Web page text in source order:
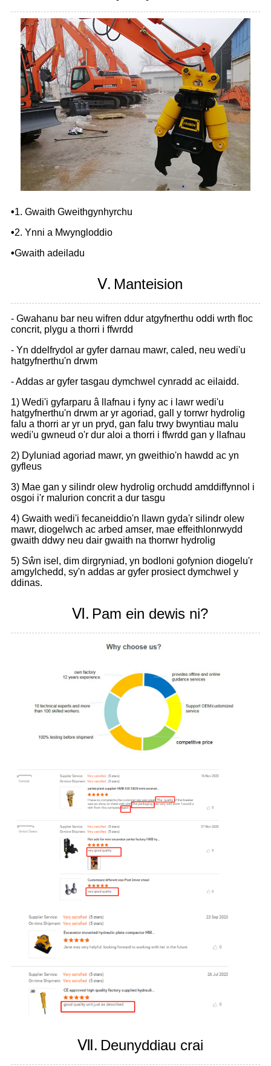
•1. Gwaith Gweithgynhyrchu
•2. Ynni a Mwyngloddio
•Gwaith adeiladu
Ⅴ. Manteision
- Gwahanu bar neu wifren ddur atgyfnerthu oddi wrth floc
concrit, plygu a thorri i ffwrdd
- Yn ddelfrydol ar gyfer darnau mawr, caled, neu wedi'u
hatgyfnerthu'n drwm
- Addas ar gyfer tasgau dymchwel cynradd ac eilaidd.
1) Wedi'i gyfarparu â llafnau i fyny ac i lawr wedi'u
hatgyfnerthu'n drwm ar yr agoriad, gall y torrwr hydrolig
falu a thorri ar yr un pryd, gan falu trwy bwyntiau malu
wedi'u gwneud o'r dur aloi a thorri i ffwrdd gan y llafnau
2) Dyluniad agoriad mawr, yn gweithio'n hawdd ac yn
gyfleus
3) Mae gan y silindr olew hydrolig orchudd amddiffynnol i
osgoi i'r malurion concrit a dur tasgu
4) Gwaith wedi'i fecaneiddio'n llawn gyda'r silindr olew
mawr, diogelwch ac arbed amser, mae effeithlonrwydd
gwaith ddwy neu dair gwaith na thorrwr hydrolig
5) Sŵn isel, dim dirgryniad, yn bodloni gofynion diogelu'r
amgylchedd, sy'n addas ar gyfer prosiect dymchwel y
ddinas.
Ⅵ. Pam ein dewis ni?
Ⅶ. Deunyddiau crai